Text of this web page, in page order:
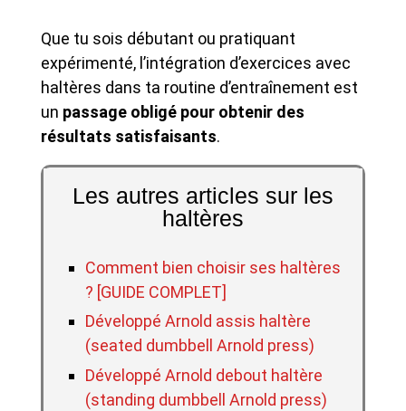
Que tu sois débutant ou pratiquant
expérimenté, l’intégration d’exercices avec
haltères dans ta routine d’entraînement est
un passage obligé pour obtenir des
résultats satisfaisants.
Les autres articles sur les
haltères
Comment bien choisir ses haltères
? [GUIDE COMPLET]
Développé Arnold assis haltère
(seated dumbbell Arnold press)
Développé Arnold debout haltère
(standing dumbbell Arnold press)